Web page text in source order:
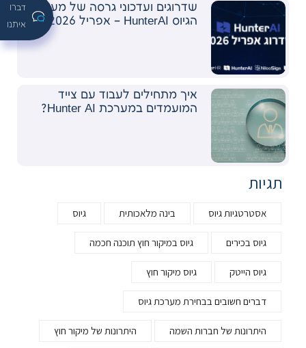
שדרוגים ועדכוני גרסה של מערכת
הגיוס HunterAI – אפריל 2026
איך מתחילים לעבוד עם צייד
המועמדים במערכת Hunter AI?
תגיות
אסטרטגיות גיוס בינה מלאכותית גיוס
גיוס בכירים גיוס במיקור חוץ תוכנה חכמה
גיוס הייטק גיוס מיקור חוץ
דברים חשובים בבחירת מערכת גיוס
היתרונות של חברות השמה היתרונות של מיקור חוץ
דברו
איתנו